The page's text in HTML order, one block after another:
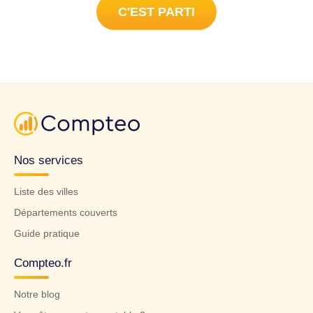
C'EST PARTI
Nos services
Liste des villes
Départements couverts
Guide pratique
Compteo.fr
Notre blog